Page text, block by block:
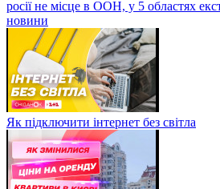
росії не місце в ООН, у 5 областях
новини
Як підключити інтернет без світла